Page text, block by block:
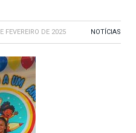
FEVEREIRO DE 2025 NOTÍCIAS